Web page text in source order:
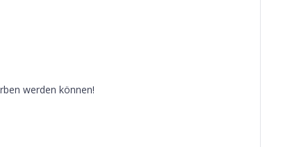
werden können!